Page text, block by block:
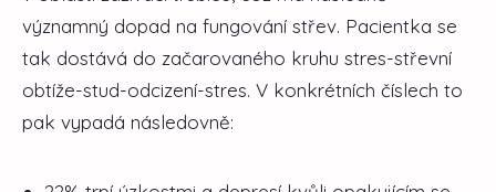
významný dopad na fungování střev. Pacientka se
tak dostává do začarovaného kruhu stres-střevní
obtíže-stud-odcizení-stres. V konkrétních číslech to
pak vypadá následovně: